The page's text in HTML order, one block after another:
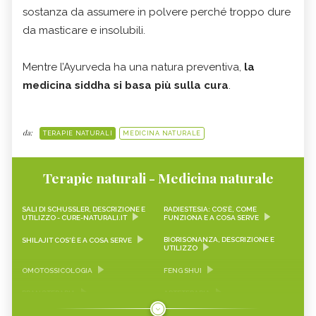
sostanza da assumere in polvere perché troppo dure
da masticare e insolubili.
Mentre l’Ayurveda ha una natura preventiva, la
medicina siddha si basa più sulla cura.
da: TERAPIE NATURALI MEDICINA NATURALE
Terapie naturali - Medicina naturale
SALI DI SCHUSSLER, DESCRIZIONE E
UTILIZZO - CURE-NATURALI.IT
RADIESTESIA: COS’È, COME
FUNZIONA E A COSA SERVE
SHILAJIT COS'È E A COSA SERVE
BIORISONANZA, DESCRIZIONE E
UTILIZZO
OMOTOSSICOLOGIA FENG SHUI